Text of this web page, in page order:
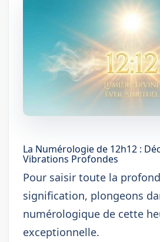
La Numérologie de 12h12 :
Vibrations Profondes
Pour saisir toute la
signification, plongeons
numérologique de cette
exceptionnelle.